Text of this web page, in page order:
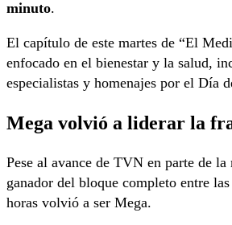
minuto.
El capítulo de este martes de “El
enfocado en el bienestar y la salud,
especialistas y homenajes por el Día
Mega volvió a liderar la
Pese al avance de TVN en parte de la
ganador del bloque completo entre
horas volvió a ser Mega.